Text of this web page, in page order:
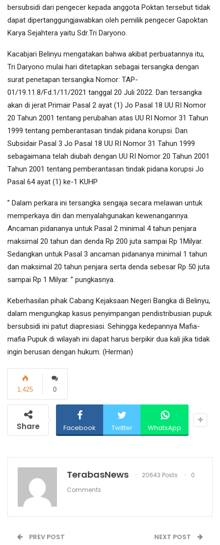
bersubsidi dari pengecer kepada anggota Poktan tersebut tidak
dapat dipertanggungjawabkan oleh pemilik pengecer Gapoktan
Karya Sejahtera yaitu Sdr.Tri Daryono.
Kacabjari Belinyu mengatakan bahwa akibat perbuatannya itu,
Tri Daryono mulai hari ditetapkan sebagai tersangka dengan
surat penetapan tersangka Nomor: TAP-
01/19.11.8/Fd.1/11/2021 tanggal 20 Juli 2022. Dan tersangka
akan di jerat Primair Pasal 2 ayat (1) Jo Pasal 18 UU RI Nomor
20 Tahun 2001 tentang perubahan atas UU RI Nomor 31 Tahun
1999 tentang pemberantasan tindak pidana korupsi. Dan
Subsidair Pasal 3 Jo Pasal 18 UU RI Nomor 31 Tahun 1999
sebagaimana telah diubah dengan UU RI Nomor 20 Tahun 2001
Tahun 2001 tentang pemberantasan tindak pidana korupsi Jo
Pasal 64 ayat (1) ke-1 KUHP
” Dalam perkara ini tersangka sengaja secara melawan untuk
memperkaya diri dan menyalahgunakan kewenangannya.
Ancaman pidananya untuk Pasal 2 minimal 4 tahun penjara
maksimal 20 tahun dan denda Rp 200 juta sampai Rp 1Milyar.
Sedangkan untuk Pasal 3 ancaman pidananya minimal 1 tahun
dan maksimal 20 tahun penjara serta denda sebesar Rp 50 juta
sampai Rp 1 Milyar. ” pungkasnya.
Keberhasilan pihak Cabang Kejaksaan Negeri Bangka di Belinyu,
dalam mengungkap kasus penyimpangan pendistribusian pupuk
bersubsidi ini patut diapresiasi. Sehingga kedepannya Mafia-
mafia Pupuk di wilayah ini dapat harus berpikir dua kali jika tidak
ingin berusan dengan hukum. (Herman)
0
1,425
Share Facebook Twitter WhatsApp
TerabasNews 20643 Posts
0
Comments
PREV POST NEXT POST